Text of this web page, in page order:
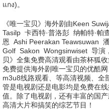
แกง)。
《唯一宝贝》海外剧由Keen
Tasilp 卡西特·普洛彭 纳帕特·帕
恩 Ashi Peerakan Teawsuwan
Golf Sakon Wongsinwiset 导演
贝》全集免费高清观看由茶杯狐
免费提供海外剧唯一宝贝的优酷
m3u8线路观看、等高清视频、全
管是电视剧还是电影均是免费在
值。除了电视剧，还有丰富的国
高清大片和搞笑的综艺节目！